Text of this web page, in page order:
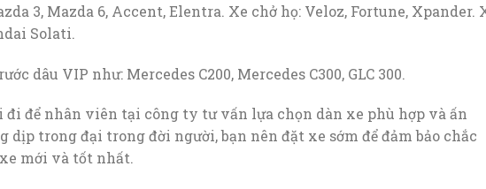
3, Mazda 6, Accent, Elentra. Xe chở họ: Veloz, Fortune, Xpander.
Solati.
dâu VIP như: Mercedes C200, Mercedes C300, GLC 300.
đi để nhân viên tại công ty tư vấn lựa chọn dàn xe phù hợp và ấn
trong đại trong đời người, bạn nên đặt xe sớm để đảm bảo chắc
mới và tốt nhất.